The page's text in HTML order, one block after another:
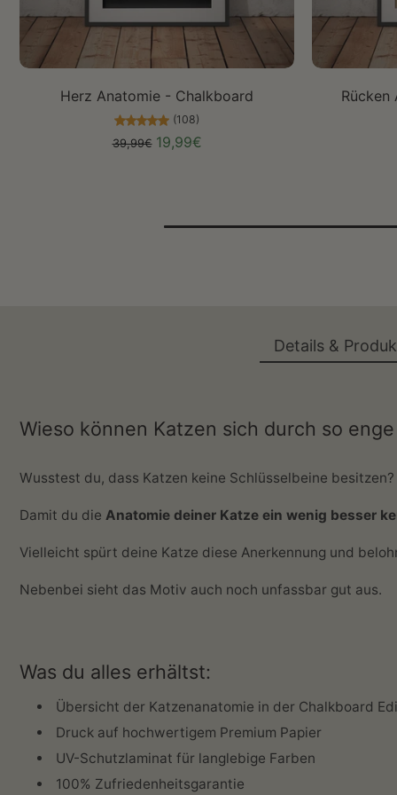
Herz Anatomie - Chalkboard
(108)
39,99€ 19,99€
Rücken
Details &
Wieso können Katzen sich durch so
Wusstest du, dass Katzen keine Schlüsselbeine
Damit du die Anatomie deiner Katze ein wenig besser
Vielleicht spürt deine Katze diese Anerkennung und
Nebenbei sieht das Motiv auch noch unfassbar gut aus.
Was du alles erhältst:
Übersicht der Katzenanatomie in der Chalkboard
Druck auf hochwertigem Premium Papier
UV-Schutzlaminat für langlebige Farben
100% Zufriedenheitsgarantie